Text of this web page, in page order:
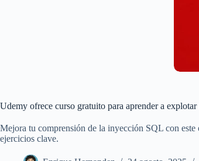
Udemy ofrece curso gratuito para aprender a
Mejora tu comprensión de la inyección SQL con
ejercicios clave.